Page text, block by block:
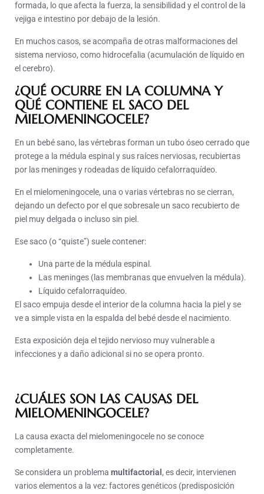
formada, lo que afecta la fuerza, la sensibilidad y el control de la
vejiga e intestino por debajo de la lesión.
En muchos casos, se acompaña de otras malformaciones del
sistema nervioso, como hidrocefalia (acumulación de líquido en
el cerebro).
¿QUÉ OCURRE EN LA COLUMNA Y
QUÉ CONTIENE EL SACO DEL
MIELOMENINGOCELE?
En un bebé sano, las vértebras forman un tubo óseo cerrado que
protege a la médula espinal y sus raíces nerviosas, recubiertas
por las meninges y rodeadas de líquido cefalorraquídeo.
En el mielomeningocele, una o varias vértebras no se cierran,
dejando un defecto por el que sobresale un saco recubierto de
piel muy delgada o incluso sin piel.
Ese saco (o “quiste”) suele contener:
Una parte de la médula espinal.
Las meninges (las membranas que envuelven la médula).
Líquido cefalorraquídeo.
El saco empuja desde el interior de la columna hacia la piel y se
ve a simple vista en la espalda del bebé desde el nacimiento.
Esta exposición deja el tejido nervioso muy vulnerable a
infecciones y a daño adicional si no se opera pronto.
¿CUÁLES SON LAS CAUSAS DEL
MIELOMENINGOCELE?
La causa exacta del mielomeningocele no se conoce
completamente.
Se considera un problema multifactorial , es decir, intervienen
varios elementos a la vez: factores genéticos (predisposición